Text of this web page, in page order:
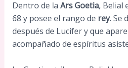
Dentro de la Ars Goetia, Belial
68 y posee el rango de rey. Se
después de Lucifer y que
acompañado de espíritus